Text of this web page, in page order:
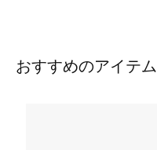
おすすめのアイテム